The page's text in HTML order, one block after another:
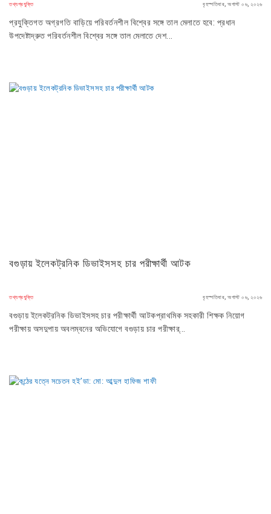
তথ্যপ্রযুক্তি বৃহস্পতিবার, অগাস্ট ০৬, ২০২৬
প্রযুক্তিগত অগ্রগতি বাড়িয়ে পরিবর্তনশীল বিশ্বের সঙ্গে তাল মেলাতে হবে: প্রধান
উপদেষ্টাদ্রুত পরিবর্তনশীল বিশ্বের সঙ্গে তাল মেলাতে দেশ...
বগুড়ায় ইলেকট্রনিক ডিভাইসসহ চার পরীক্ষার্থী আটক
তথ্যপ্রযুক্তি বৃহস্পতিবার, অগাস্ট ০৬, ২০২৬
বগুড়ায় ইলেকট্রনিক ডিভাইসসহ চার পরীক্ষার্থী আটকপ্রাথমিক সহকারী শিক্ষক নিয়োগ
পরীক্ষায় অসদুপায় অবলম্বনের অভিযোগে বগুড়ায় চার পরীক্ষার্...